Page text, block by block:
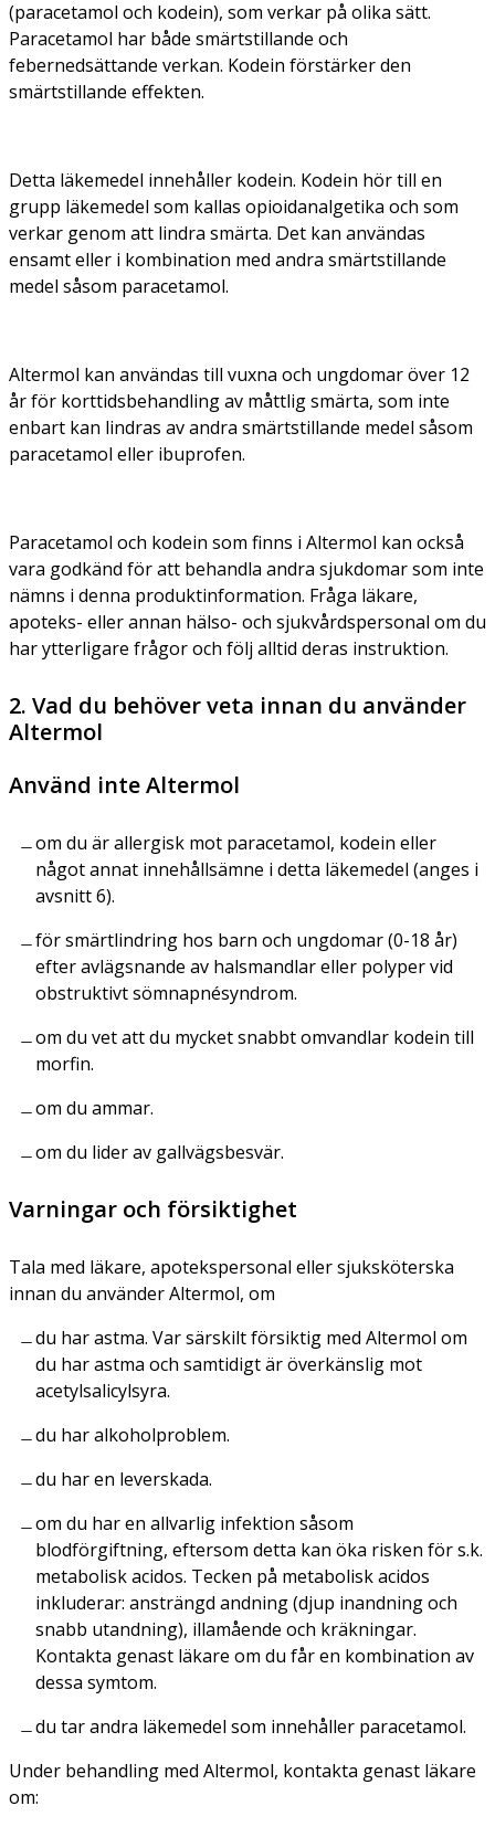
(paracetamol och kodein), som verkar på olika sätt.
Paracetamol har både smärtstillande och
febernedsättande verkan. Kodein förstärker den
smärtstillande effekten.
Detta läkemedel innehåller kodein. Kodein hör till en
grupp läkemedel som kallas opioidanalgetika och som
verkar genom att lindra smärta. Det kan användas
ensamt eller i kombination med andra smärtstillande
medel såsom paracetamol.
Altermol kan användas till vuxna och ungdomar över 12
år för korttidsbehandling av måttlig smärta, som inte
enbart kan lindras av andra smärtstillande medel såsom
paracetamol eller ibuprofen.
Paracetamol och kodein som finns i Altermol kan också
vara godkänd för att behandla andra sjukdomar som inte
nämns i denna produktinformation. Fråga läkare,
apoteks- eller annan hälso- och sjukvårdspersonal om du
har ytterligare frågor och följ alltid deras instruktion.
2. Vad du behöver veta innan du använder
Altermol
Använd inte Altermol
om du är allergisk mot paracetamol, kodein eller
något annat innehållsämne i detta läkemedel (anges i
avsnitt 6).
för smärtlindring hos barn och ungdomar (0-18 år)
efter avlägsnande av halsmandlar eller polyper vid
obstruktivt sömnapnésyndrom.
om du vet att du mycket snabbt omvandlar kodein till
morfin.
om du ammar.
om du lider av gallvägsbesvär.
Varningar och försiktighet
Tala med läkare, apotekspersonal eller sjuksköterska
innan du använder Altermol, om
du har astma. Var särskilt försiktig med Altermol om
du har astma och samtidigt är överkänslig mot
acetylsalicylsyra.
du har alkoholproblem.
du har en leverskada.
om du har en allvarlig infektion såsom
blodförgiftning, eftersom detta kan öka risken för s.k.
metabolisk acidos. Tecken på metabolisk acidos
inkluderar: ansträngd andning (djup inandning och
snabb utandning), illamående och kräkningar.
Kontakta genast läkare om du får en kombination av
dessa symtom.
du tar andra läkemedel som innehåller paracetamol.
Under behandling med Altermol, kontakta genast läkare
om: